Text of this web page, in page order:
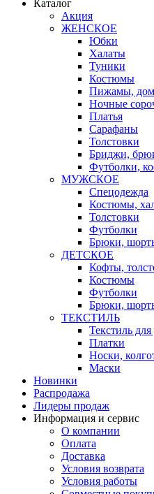
Каталог
Акция
ЖЕНСКОЕ
Юбки
Халаты
Туники
Костюмы
Пижамы,
Ночные
Платья
Сарафаны
Толстовки
Бриджи,
Футболки,
МУЖСКОЕ
Спецодежда
Костюмы,
Толстовки
Футболки
Брюки,
ДЕТСКОЕ
Кофты,
Костюмы
Футболки
Брюки,
ТЕКСТИЛЬ
Текстиль
Платки
Носки,
Маски
Новинки
Распродажа
Лидеры продаж
Информация и сервис
О компании
Оплата
Доставка
Условия возврата
Условия работы